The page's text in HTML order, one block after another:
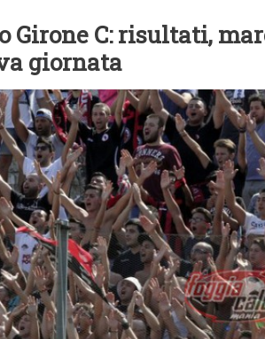
Girone C: risultati,
giornata